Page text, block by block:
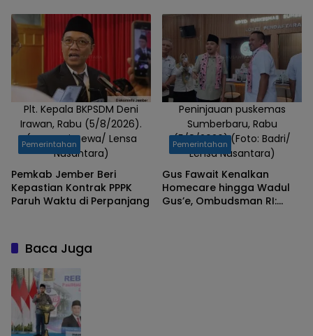
Ditingkatkan
Plt. Kepala BKPSDM Deni
Irawan, Rabu (5/8/2026).
(Foto: Istimewa/ Lensa
Nusantara)
Pemerintahan
Pemkab Jember Beri
Kepastian Kontrak PPPK
Paruh Waktu di Perpanjang
Peninjauan puskemas
Sumberbaru, Rabu
(5/8/2026).(Foto: Badri/
Lensa Nusantara)
Pemerintahan
Gus Fawait Kenalkan
Homecare hingga Wadul
Gus’e, Ombudsman RI:
Baca Juga